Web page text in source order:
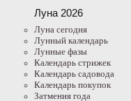
Луна 2026
Луна сегодня
Лунный календарь
Лунные фазы
Календарь стрижек
Календарь садовода
Календарь покупок
Затмения года